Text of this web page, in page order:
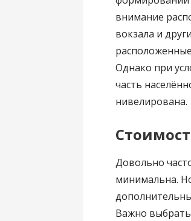
внимание
вокзала и
Однако при
часть
нивелирована.
Довольно
минимальна.
Важно